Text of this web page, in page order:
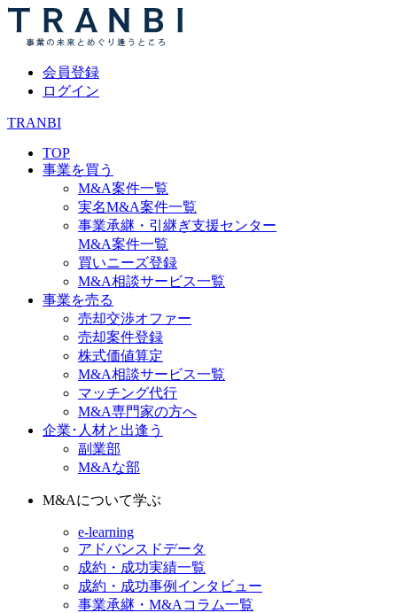
会員登録
ログイン
TRANBI
TOP
事業を買う
M&A案件一覧
実名M&A案件一覧
事業承継・引継ぎ支援センター
M&A案件一覧
買いニーズ登録
M&A相談サービス一覧
事業を売る
売却交渉オファー
売却案件登録
株式価値算定
M&A相談サービス一覧
マッチング代行
M&A専門家の方へ
企業･人材と出逢う
副業部
M&Aな部
M&Aについて学ぶ
e-learning
アドバンスドデータ
成約・成功実績一覧
成約・成功事例インタビュー
事業承継・M&Aコラム一覧